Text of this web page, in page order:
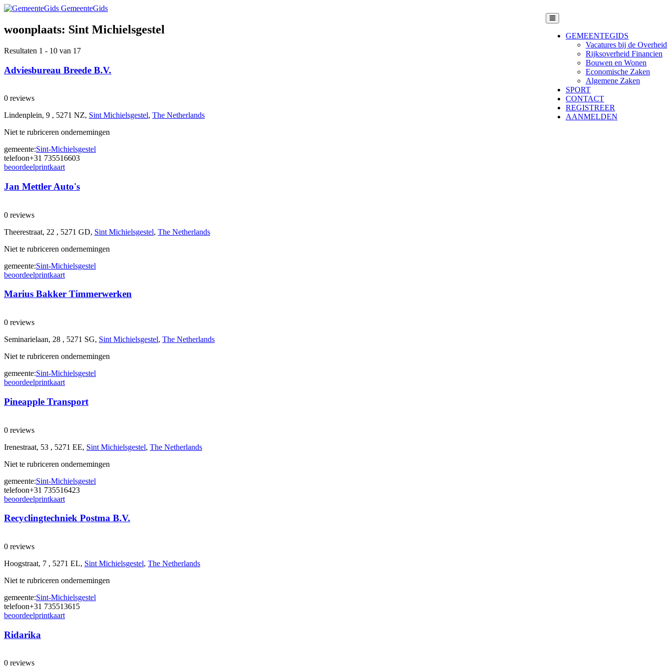
GemeenteGids
GEMEENTEGIDS
Vacatures bij de Overheid
Rijksoverheid Financien
Bouwen en Wonen
Economische Zaken
Algemene Zaken
SPORT
CONTACT
REGISTREER
AANMELDEN
woonplaats: Sint Michielsgestel
Resultaten 1 - 10 van 17
Adviesbureau Breede B.V.
0 reviews
Lindenplein, 9 , 5271 NZ, Sint Michielsgestel, The Netherlands
Niet te rubriceren ondernemingen
gemeente:Sint-Michielsgestel
telefoon+31 735516603
beoordeelprintkaart
Jan Mettler Auto's
0 reviews
Theerestraat, 22 , 5271 GD, Sint Michielsgestel, The Netherlands
Niet te rubriceren ondernemingen
gemeente:Sint-Michielsgestel
beoordeelprintkaart
Marius Bakker Timmerwerken
0 reviews
Seminarielaan, 28 , 5271 SG, Sint Michielsgestel, The Netherlands
Niet te rubriceren ondernemingen
gemeente:Sint-Michielsgestel
beoordeelprintkaart
Pineapple Transport
0 reviews
Irenestraat, 53 , 5271 EE, Sint Michielsgestel, The Netherlands
Niet te rubriceren ondernemingen
gemeente:Sint-Michielsgestel
telefoon+31 735516423
beoordeelprintkaart
Recyclingtechniek Postma B.V.
0 reviews
Hoogstraat, 7 , 5271 EL, Sint Michielsgestel, The Netherlands
Niet te rubriceren ondernemingen
gemeente:Sint-Michielsgestel
telefoon+31 735513615
beoordeelprintkaart
Ridarika
0 reviews